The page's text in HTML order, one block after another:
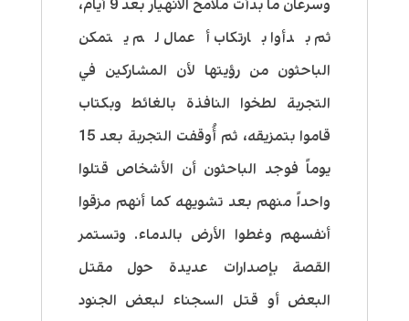
وسرعان ما بدأت ملامح الانهيار بعد 9 أيام،
ثم بدأوا بارتكاب أعمال لم يتمكن
الباحثون من رؤيتها لأن المشاركين في
التجربة لطخوا النافذة بالغائط وبكتاب
قاموا بتمزيقه، ثم أُوقفت التجربة بعد 15
يوماً فوجد الباحثون أن الأشخاص قتلوا
واحداً منهم بعد تشويهه كما أنهم مزقوا
أنفسهم وغطوا الأرض بالدماء. وتستمر
القصة بإصدارات عديدة حول مقتل
البعض أو قتل السجناء لبعض الجنود